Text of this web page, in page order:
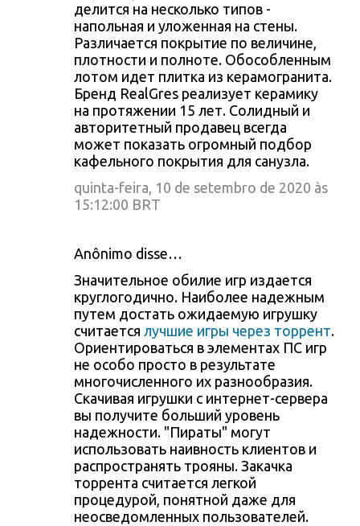
делится на несколько типов -
напольная и уложенная на стены.
Различается покрытие по величине,
плотности и полноте. Обособленным
лотом идет плитка из керамогранита.
Бренд RealGres реализует керамику
на протяжении 15 лет. Солидный и
авторитетный продавец всегда
может показать огромный подбор
кафельного покрытия для санузла.
quinta-feira, 10 de setembro de 2020 às
15:12:00 BRT
Anônimo disse…
Значительное обилие игр издается
круглогодично. Наиболее надежным
путем достать ожидаемую игрушку
считается лучшие игры через торрент.
Ориентироваться в элементах ПС игр
не особо просто в результате
многочисленного их разнообразия.
Скачивая игрушки с интернет-сервера
вы получите больший уровень
надежности. "Пираты" могут
использовать наивность клиентов и
распространять трояны. Закачка
торрента считается легкой
процедурой, понятной даже для
неосведомленных пользователей.